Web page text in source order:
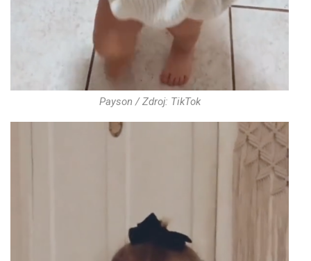
Payson / Zdroj: TikTok